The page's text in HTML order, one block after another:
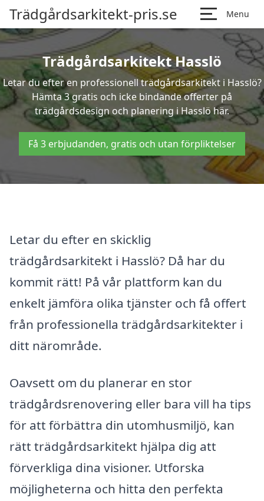
Trädgårdsarkitekt-pris.se Menu
Trädgårdsarkitekt Hasslö
Letar du efter en professionell trädgårdsarkitekt i Hasslö?
Hämta 3 gratis och icke bindande offerter på
trädgårdsdesign och planering i Hasslö här.
Få 3 erbjudanden, gratis och utan förpliktelser
Letar du efter en skicklig
trädgårdsarkitekt i Hasslö? Då har du
kommit rätt! På vår plattform kan du
enkelt jämföra olika tjänster och få offert
från professionella trädgårdsarkitekter i
ditt närområde.
Oavsett om du planerar en stor
trädgårdsrenovering eller bara vill ha tips
för att förbättra din utomhusmiljö, kan
rätt trädgårdsarkitekt hjälpa dig att
förverkliga dina visioner. Utforska
möjligheterna och hitta den perfekta